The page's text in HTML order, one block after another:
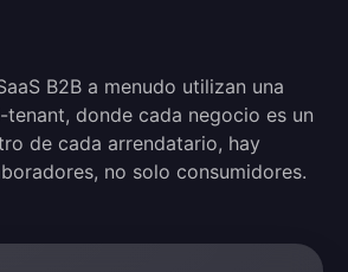
B2B a menudo utilizan una
donde cada negocio es un
de cada arrendatario, hay
no solo consumidores.